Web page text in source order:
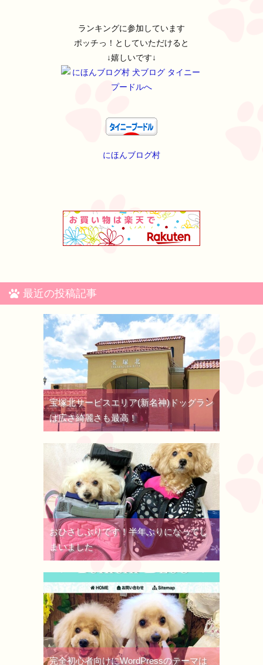
ランキングに参加しています
ポッチっ！としていただけると
↓嬉しいです↓
にほんブログ村
最近の投稿記事
宝塚北サービスエリア(新名神)ドッグラン
は広さ綺麗さも最高！
おひさしぶりです！半年ぶりになってし
まいました
完全初心者向けにWordPressのテーマは